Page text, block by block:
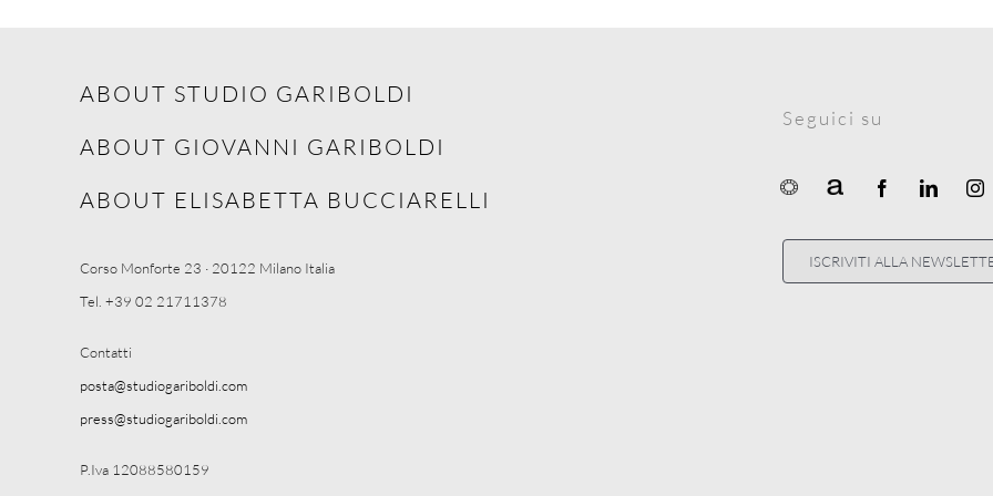
ABOUT STUDIO GARIBOLDI
ABOUT GIOVANNI GARIBOLDI
ABOUT ELISABETTA BUCCIARELLI
Corso Monforte 23 · 20122 Milano Italia
Tel. +39 02 21711378
Contatti
posta@studiogariboldi.com
press@studiogariboldi.com
P.Iva 12088580159
Seguici su
ISCRIVITI ALLA